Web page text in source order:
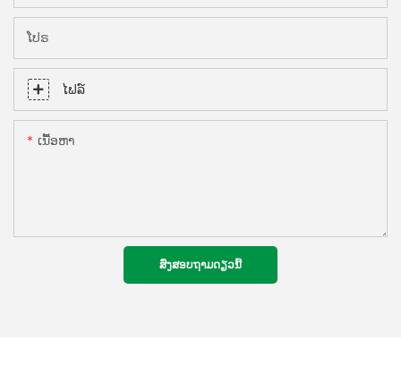
ໂປຣ
ໄຟລ໌
ເນື້ອຫາ
ສົ່ງສອບຖາມດຽວນີ້